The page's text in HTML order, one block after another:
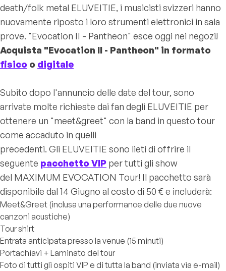
death/folk metal ELUVEITIE, i musicisti svizzeri hanno
nuovamente riposto i loro strumenti elettronici in sala
prove. "Evocation II - Pantheon" esce oggi nei negozi!
Acquista "Evocation II - Pantheon" in formato
fisico o digitale
Subito dopo l'annuncio delle date del tour, sono
arrivate molte richieste dai fan degli ELUVEITIE per
ottenere un "meet&greet" con la band in questo tour
come accaduto in quelli
precedenti. Gli ELUVEITIE sono lieti di offrire il
seguente pacchetto VIP per tutti gli show
del MAXIMUM EVOCATION Tour! Il pacchetto sarà
disponibile dal 14 Giugno al costo di 50 € e includerà:
Meet&Greet (inclusa una performance delle due nuove
canzoni acustiche)
Tour shirt
Entrata anticipata presso la venue (15 minuti)
Portachiavi + Laminato del tour
Foto di tutti gli ospiti VIP e di tutta la band (inviata via e-mail)